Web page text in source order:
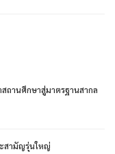
ถานศึกษาสู่มาตรฐานสากล
สามัญรุ่นใหญ่